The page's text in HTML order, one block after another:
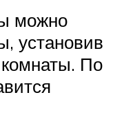
можно
установив
комнаты. По